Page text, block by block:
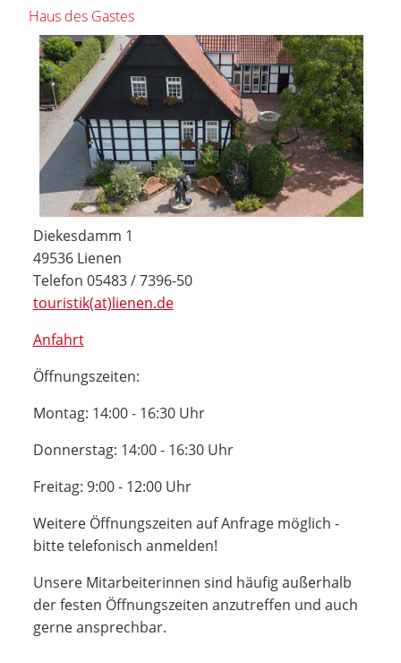
Haus des Gastes
Diekesdamm 1
49536 Lienen
Telefon 05483 / 7396-50
touristik(at)lienen.de
Anfahrt
Öffnungszeiten:
Montag: 14:00 - 16:30 Uhr
Donnerstag: 14:00 - 16:30 Uhr
Freitag: 9:00 - 12:00 Uhr
Weitere Öffnungszeiten auf Anfrage möglich -
bitte telefonisch anmelden!
Unsere Mitarbeiterinnen sind häufig außerhalb
der festen Öffnungszeiten anzutreffen und auch
gerne ansprechbar.